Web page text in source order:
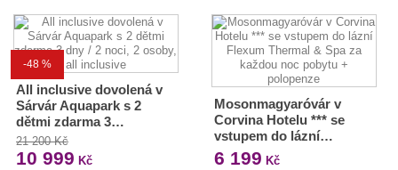
-48 %
All inclusive dovolená v
Sárvár Aquapark s 2
dětmi zdarma 3…
21 200 Kč
10 999 Kč
Mosonmagyaróvár v
Corvina Hotelu *** se
vstupem do lázní…
6 199 Kč